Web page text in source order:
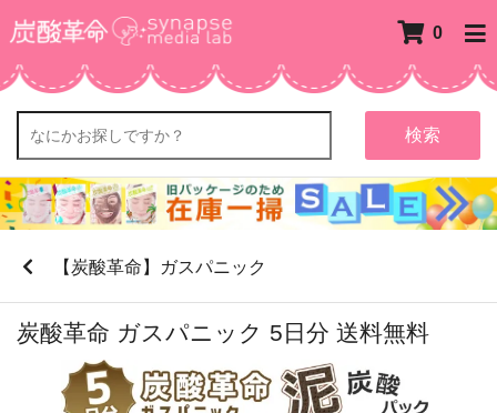
0
検索
【炭酸革命】ガスパニック
炭酸革命 ガスパニック 5日分 送料無料